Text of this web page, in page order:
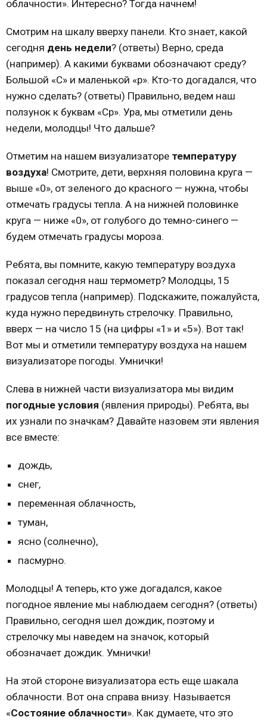
облачности». Интересно? Тогда начнем!
Смотрим на шкалу вверху панели. Кто знает, какой
сегодня день недели? (ответы) Верно, среда
(например). А какими буквами обозначают среду?
Большой «С» и маленькой «р». Кто-то догадался, что
нужно сделать? (ответы) Правильно, ведем наш
ползунок к буквам «Ср». Ура, мы отметили день
недели, молодцы! Что дальше?
Отметим на нашем визуализаторе температуру
воздуха! Смотрите, дети, верхняя половина круга —
выше «0», от зеленого до красного — нужна, чтобы
отмечать градусы тепла. А на нижней половинке
круга — ниже «0», от голубого до темно-синего —
будем отмечать градусы мороза.
Ребята, вы помните, какую температуру воздуха
показал сегодня наш термометр? Молодцы, 15
градусов тепла (например). Подскажите, пожалуйста,
куда нужно передвинуть стрелочку. Правильно,
вверх — на число 15 (на цифры «1» и «5»). Вот так!
Вот мы и отметили температуру воздуха на нашем
визуализаторе погоды. Умнички!
Слева в нижней части визуализатора мы видим
погодные условия (явления природы). Ребята, вы
их узнали по значкам? Давайте назовем эти явления
все вместе:
дождь,
снег,
переменная облачность,
туман,
ясно (солнечно),
пасмурно.
Молодцы! А теперь, кто уже догадался, какое
погодное явление мы наблюдаем сегодня? (ответы)
Правильно, сегодня шел дождик, поэтому и
стрелочку мы наведем на значок, который
обозначает дождик. Умнички!
На этой стороне визуализатора есть еще шакала
облачности. Вот она справа внизу. Называется
«Состояние облачности». Как думаете, что это